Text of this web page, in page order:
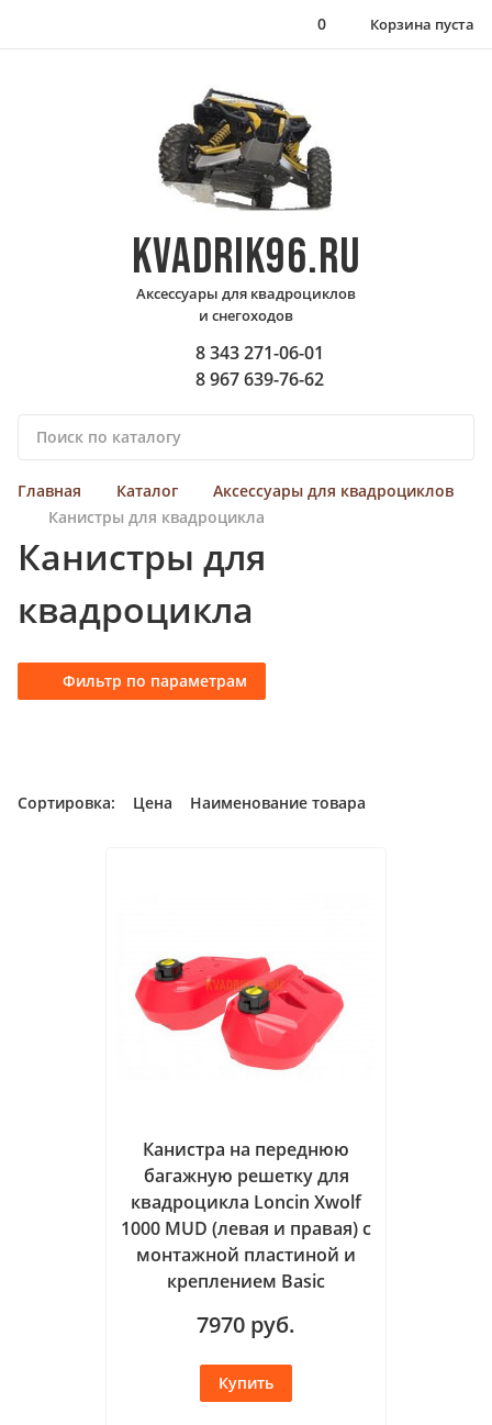
0 Корзина пуста
KVADRIK96.RU
Аксессуары для квадроциклов
и снегоходов
п
к
т
у
8 343 271-06-01
8 967 639-76-62
Главная Каталог
Аксессуары для квадроциклов
Канистры для квадроцикла
Канистры для
квадроцикла
Фильтр по параметрам
Сортировка: Цена Наименование товара
Канистра на переднюю
багажную решетку для
квадроцикла Loncin Xwolf
1000 MUD (левая и правая) с
монтажной пластиной и
креплением Basic
7970 руб.